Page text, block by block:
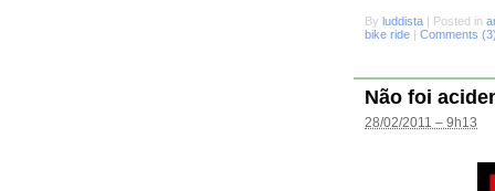
By luddista | Posted in
bike ride | Comments
Não foi
28/02/2011 – 9h13